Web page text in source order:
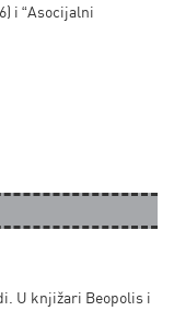
i “Asocijalni
U knjižari Beopolis i